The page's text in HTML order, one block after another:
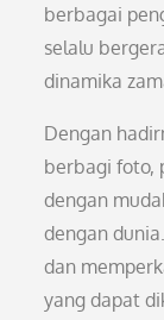
berbagai
selalu
dinamika
Dengan
berbagi foto,
dengan
dengan
dan
yang dapat